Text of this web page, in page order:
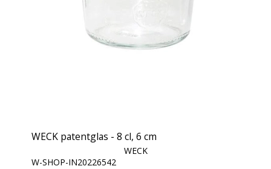
WECK patentglas - 8 cl, 6 cm
WECK
W-SHOP-IN20226542